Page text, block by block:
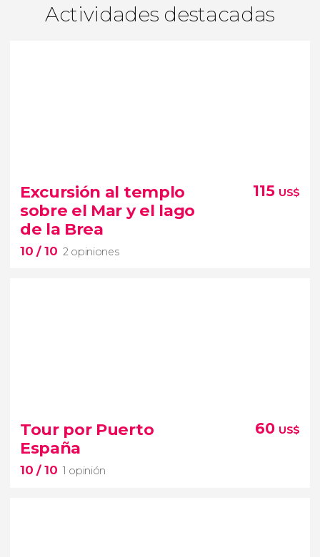
Actividades destacadas
Excursión al templo
sobre el Mar y el lago
de la Brea
10/ 10 2 opiniones
115 US$
2 opiniones
y el lago de la Brea
turísticas de Trinidad y Tobago
Tour por Puerto
España
10/ 10 1 opinión
60 US$